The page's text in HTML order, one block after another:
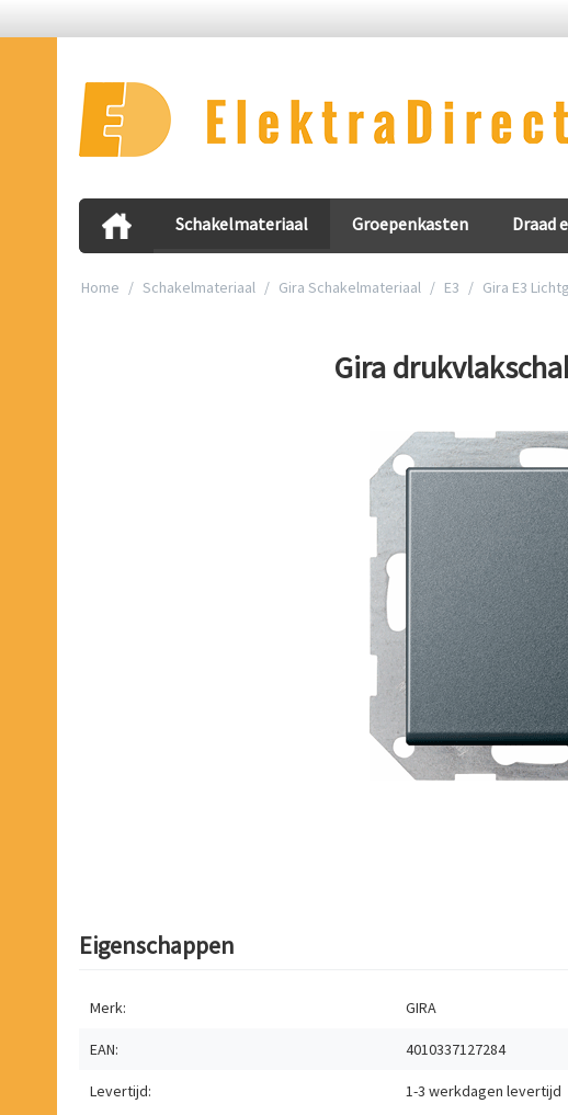
Schakelmateriaal Groepenkasten Draad
Home / Schakelmateriaal / Gira Schakelmateriaal / E3 / Gira E3
Gira
Eigenschappen
Merk: GIRA
EAN: 4010337127284
Levertijd: 1-3 werkdagen levertijd